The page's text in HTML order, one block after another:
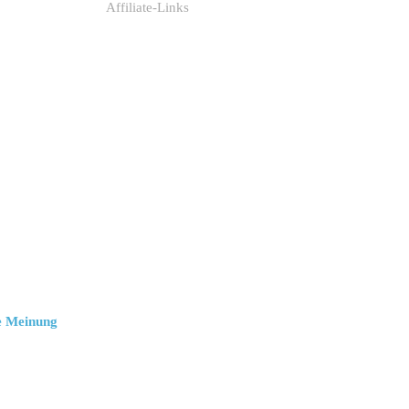
Meinung
Affiliate-Links